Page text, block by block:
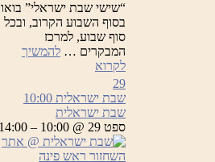
“שישי שבת ישראלי” בואו
בסוף השבוע הקרוב, ובכל
סוף שבוע, למרכז
המבקרים … להמשיך
לקרוא
29
שבת ישראלית 10:00
שבת ישראלית
ספט 29 @ 10:00 – 14:00